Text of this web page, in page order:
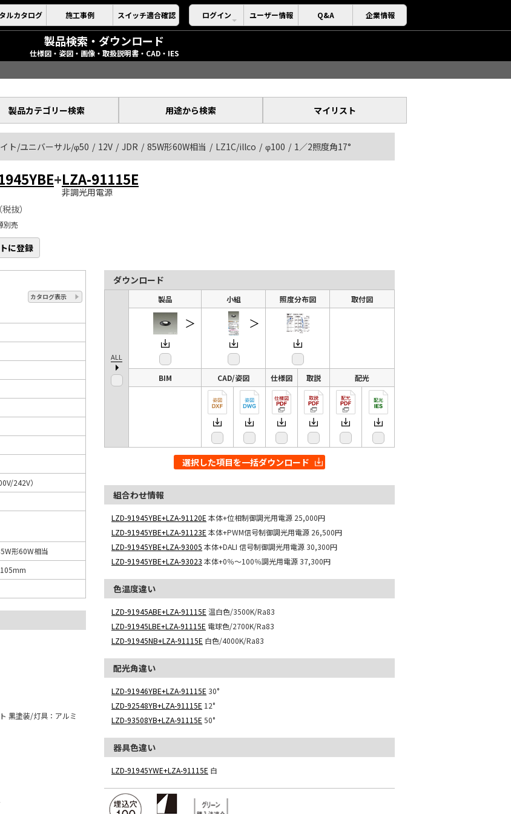
ルカタログ 施工事例 スイッチ適合確認 ログイン ユーザー情報 Q&A 企業情報
製品検索・ダウンロード
仕様図・姿図・画像・取扱説明書・CAD・IES
製品カテゴリー検索 用途から検索 マイリスト
ト/ユニバーサル/φ50 12V JDR 85W形60W相当 LZ1C/illco φ100 1／2照度角17°
+LZA-91115E
非調光用電源
抜）
別売
に登録
カタログ表示
242V）
形60W相当
黒塗装/灯具：アルミ
ダウンロード
ALL
製品 小組 照度分布図 取付図
＞ ＞
BIM CAD/姿図 仕様図 取説 配光
選択した項目を一括ダウンロード
組合わせ情報
LZD-91945YBE+LZA-91120E 本体+位相制御調光用電源 25,000円
LZD-91945YBE+LZA-91123E 本体+PWM信号制御調光用電源 26,500円
LZD-91945YBE+LZA-93005 本体+DALI 信号制御調光用電源30,300円
LZD-91945YBE+LZA-93023 本体+0％～100％調光用電源37,300円
色温度違い
LZD-91945ABE+LZA-91115E 温白色/3500K/Ra83
LZD-91945LBE+LZA-91115E 電球色/2700K/Ra83
LZD-91945NB+LZA-91115E 白色/4000K/Ra83
配光角違い
LZD-91946YBE+LZA-91115E 30°
LZD-92548YB+LZA-91115E 12°
LZD-93508YB+LZA-91115E 50°
器具色違い
LZD-91945YWE+LZA-91115E 白